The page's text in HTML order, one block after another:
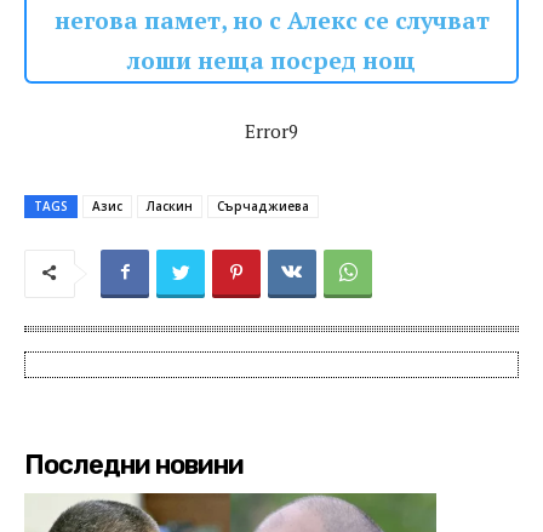
негова памет, но с Алекс се случват
лоши неща посред нощ
Error9
TAGS Азис Ласкин Сърчаджиева
Последни новини